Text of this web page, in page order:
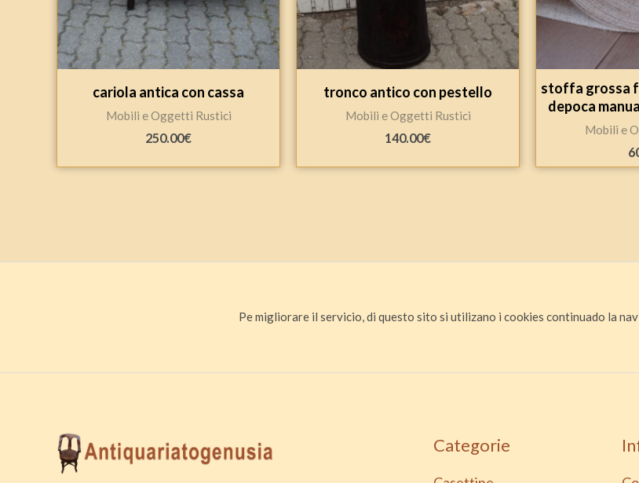
cariola antica con cassa
Mobili e Oggetti Rustici
250.00€
tronco antico con pestello
Mobili e Oggetti Rustici
140.00€
stoffa grossa
depoca
Mobili e
Pe migliorare il servicio, di questo sito si utilizano i cookies continuado la
Categorie